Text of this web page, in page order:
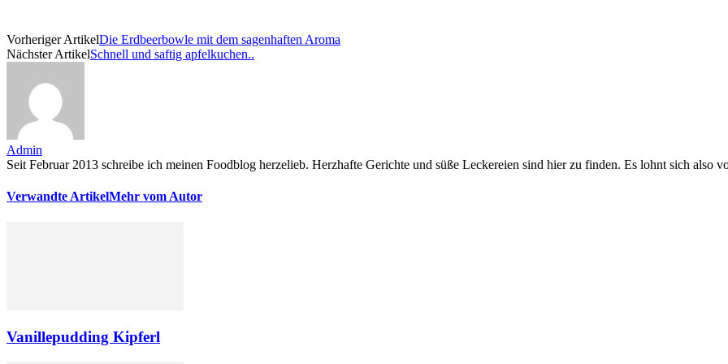
Vorheriger ArtikelDie Erdbeerbowle mit dem sagenhaften Aroma
Nächster ArtikelSchnell und saftig apfelkuchen..
Admin
Seit Februar 2013 schreibe ich meinen Foodblog herzelieb. Herzhafte Gerichte und süße Leckereien sind hier zu finden. Es lohnt sich also
Verwandte ArtikelMehr vom Autor
Vanillepudding Kipferl